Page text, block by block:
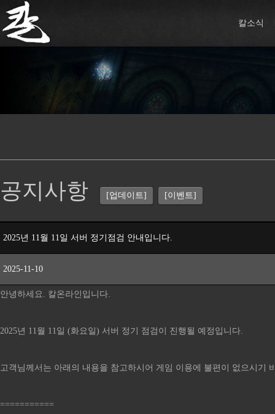
칼소식
공지사항 [업데이트] [이벤트]
2025년 11월 11일 서버 정기점검 안내입니다.
2025-11-10
안녕하세요. 칼온라인입니다.
2025년 11월 11일 (화요일) 서버 정기 점검이 진행될 예정입니다.
고객님께서는 아래의 내용을 참고하시어 게임 이용에 불편이 없으시기
===========